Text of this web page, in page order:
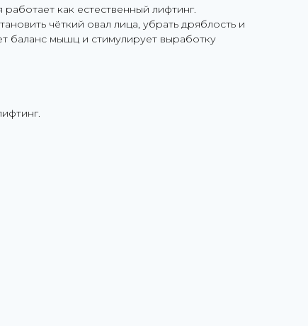
как естественный лифтинг.
чёткий овал лица, убрать дряблость и
баланс мышц и стимулирует выработку